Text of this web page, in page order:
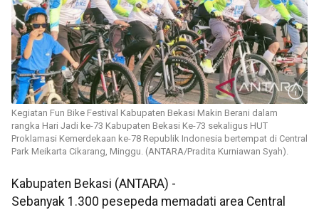
Kegiatan Fun Bike Festival Kabupaten Bekasi Makin Berani dalam
rangka Hari Jadi ke-73 Kabupaten Bekasi Ke-73 sekaligus HUT
Proklamasi Kemerdekaan ke-78 Republik Indonesia bertempat di Central
Park Meikarta Cikarang, Minggu. (ANTARA/Pradita Kurniawan Syah).
Kabupaten Bekasi (ANTARA) -
Sebanyak 1.300 pesepeda memadati area Central